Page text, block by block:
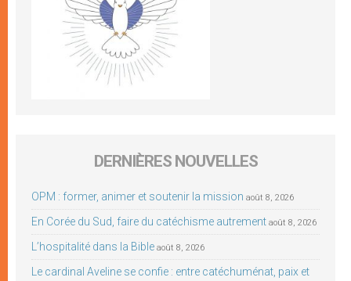
DERNIÈRES NOUVELLES
OPM : former, animer et soutenir la mission août 8, 2026
En Corée du Sud, faire du catéchisme autrement août 8, 2026
L’hospitalité dans la Bible août 8, 2026
Le cardinal Aveline se confie : entre catéchuménat, paix et